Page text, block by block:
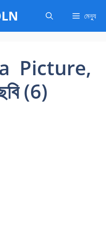
মেন্যু
Picture,
(6)